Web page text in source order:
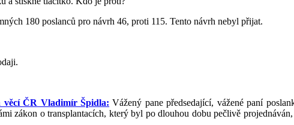
180 poslanců pro návrh 46, proti 115. Tento návrh nebyl přijat.
věcí ČR Vladimír Špidla: Vážený pane předsedající, vážené paní
zákon o transplantacích, který byl po dlouhou dobu pečlivě